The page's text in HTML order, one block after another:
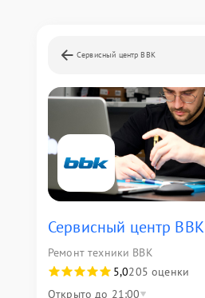
Сервисный центр BBK
Сервисный центр BBK
Ремонт техники BBK
5,0205 оценки
Открыто до 21:00